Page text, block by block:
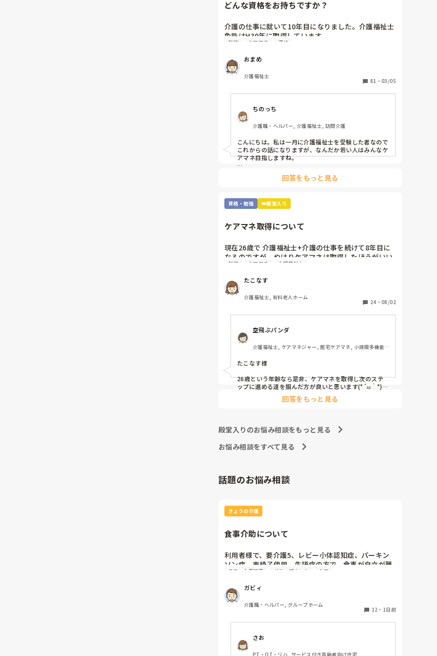
どんな資格をお持ちですか？
介護の仕事に就いて10年目になりました。介護福祉士
免許はH30年に取得しています。
職場では次の資格にケアマネの資格を勧められます。
て何を取得するべきかに悩んでいます。
ユマニチュードや認知症ケア専門士の資格は興味があ
ります。
考えています。
皆さんはどんな資格を取得されていますか？
また介護福祉士取得済みでこれから資格取得を試みて
いられる方は何を目標にされていますか？
追記:
介護福祉士取得前に
鼻腔内・口腔内の喀痰吸引
あと、元美容師アシスタントなので美容師免許もあり
ます。
勉強 ケアマネ 資格
おまめ
介護福祉士
81 ・ 03/05
ちのっち
介護職・ヘルパー, 介護福祉士, 訪問介護
こんにちは。私は一月に介護福祉士を受験した者なので
これからの話になりますが、なんだか若い人はみんなケ
アマネ目指しますね。
まぁ「介護のプロ」でもなんでもいいと思いますが、介
護福祉士取ってからそれから何がしたいかって人それぞ
私はテレビの影響か訪問ヘルパーやってるからか「遺品
けどとんな資格にせよ「カネ」でしたね。
雑談すみません。
回答をもっと見る
資格・勉強 👑殿堂入り
ケアマネ取得について
現在26歳で 介護福祉士+介護の仕事を続けて8年目に
なるのですが、やはりケアマネは取得したほうがいい
でしょうか？ 費用も時間もかかるので悩んでます
況です。なかなか勉強にも手がつかず
皆さんは どうですか？
勉強 ケアマネ 介護福祉士
たこなす
介護福祉士, 有料老人ホーム
24 ・ 08/02
空飛ぶパンダ
介護福祉士, ケアマネジャー, 居宅ケアマネ, 小規模多機能
たこなす様
26歳という年齢なら是非、ケアマネを取得し次のステ
ップに進める道を掴んだ方が良いと思います(*´ω｀*)
正直、良くも悪くも自身の能力次第で広がる可能性があ
回答をもっと見る
殿堂入りのお悩み相談をもっと見る
お悩み相談をすべて見る
話題のお悩み相談
きょうの介護
食事介助について
利用者様で、要介護5、レビー小体認知症、パーキン
ソン病、車椅子使用、失語症の方で、食事が自立が難
しくなって来ました。ご飯を、おにぎりにして、ご自
いのおにぎりにしてます。食べられる時とスプーンを
使っても難しい時があります。おかずも、おにぎり同
様、手づかみでたべてもらってる時があるのですが、
難しい時は、職員が介助しています。ご飯は、おにぎ
手づかみは、どうかなと思うのですが、皆さんはどう
思われますか？私は、自分の母親が手づかみで食べて
ユニット型特養 グループホーム ケア
ガビィ
介護職・ヘルパー, グループホーム
12 ・ 1日前
さお
PT・OT・リハ, サービス付き高齢者向け住宅